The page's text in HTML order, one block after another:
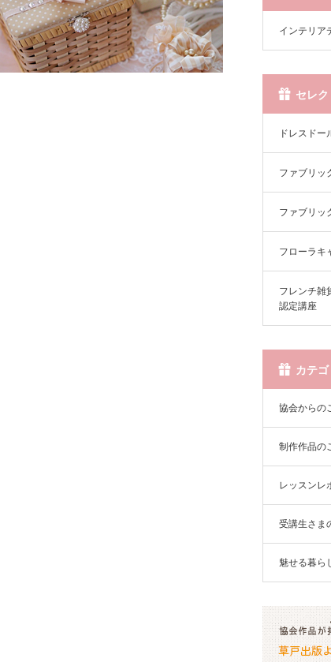
インテリア
セレ
ドレスドー
ファブリッ
ファブリッ
フローラキ
フレンチ雑
認定講座
カテ
協会からの
制作作品の
レッスンレ
受講生さま
魅せる暮ら